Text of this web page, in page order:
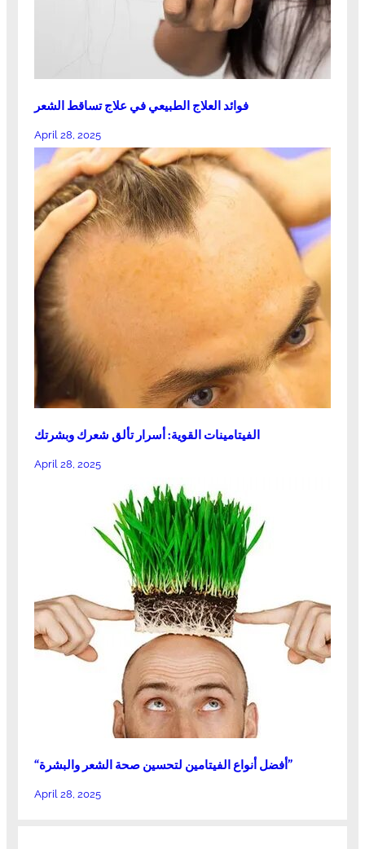
فوائد العلاج الطبيعي في علاج تساقط الشعر
April 28, 2025
الفيتامينات القوية: أسرار تألق شعرك وبشرتك
April 28, 2025
“أفضل أنواع الفيتامين لتحسين صحة الشعر والبشرة”
April 28, 2025